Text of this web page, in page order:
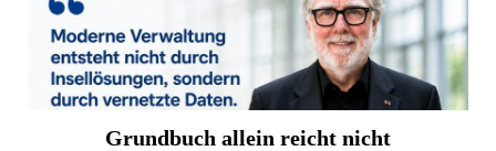
Grundbuch allein reicht nicht